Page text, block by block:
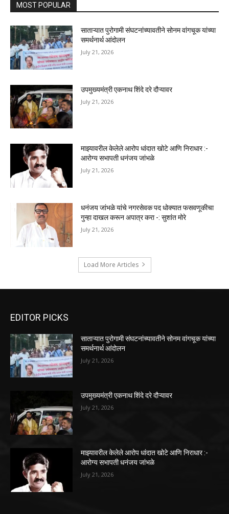
MOST POPULAR
साताऱ्यात पुरोगामी संघटनांच्यावतीने सोनम वांगचूक यांच्या
समर्थनार्थ आंदोलन
July 21, 2026
उपमुख्यमंत्री एकनाथ शिंदे दरे दौऱ्यावर
July 21, 2026
माझ्यावरील केलेले आरोप धांदात खोटे आणि निराधार :-
आरोग्य सभापती धनंजय जांभळे
July 21, 2026
धनंजय जांभळे यांचे नगरसेवक पद धोक्यात फसवणूकीचा
गुन्हा दाखल करून अपात्र करा -: सुशांत मोरे
July 21, 2026
Load More Articles
EDITOR PICKS
साताऱ्यात पुरोगामी संघटनांच्यावतीने सोनम वांगचूक यांच्या
समर्थनार्थ आंदोलन
July 21, 2026
उपमुख्यमंत्री एकनाथ शिंदे दरे दौऱ्यावर
July 21, 2026
माझ्यावरील केलेले आरोप धांदात खोटे आणि निराधार :-
आरोग्य सभापती धनंजय जांभळे
July 21, 2026